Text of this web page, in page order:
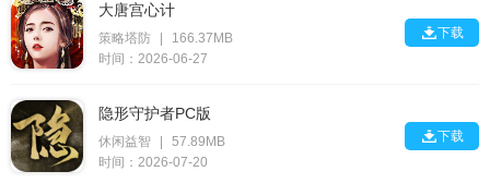
大唐宫心计
策略塔防
166.37MB
时间：2026-06-27
下载
隐形守护者PC版
休闲益智
57.89MB
时间：2026-07-20
下载